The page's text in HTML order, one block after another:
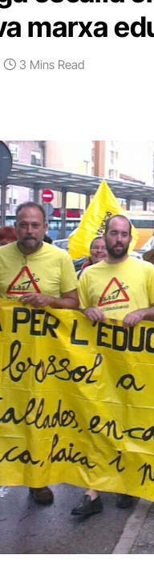
marxa
3 Mins Read